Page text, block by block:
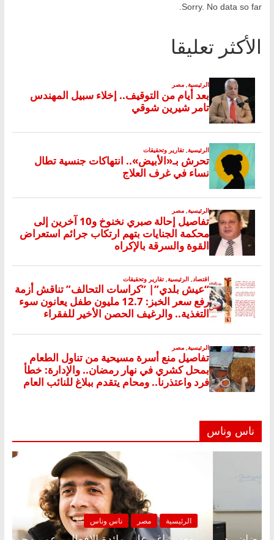
Sorry. No data so far.
الأكثر تعليقا
ناس وناس
الرئيسية ناس وناس